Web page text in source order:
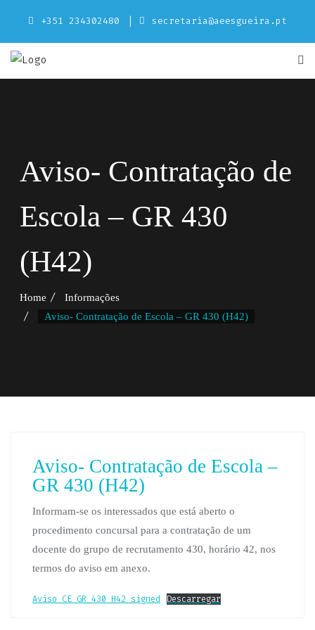
content
+351 234302480 secretaria@aeesgueira.pt
Aviso- Contratação de
Escola – GR 430
(H42)
Home
Informações
Aviso- Contratação de Escola – GR 430 (H42)
Aviso- Contratação de Escola –
GR 430 (H42)
Informam-se os interessados que está aberto o
procedimento concursal para a contratação de um
docente do grupo de recrutamento 430, horário 42, nos
termos do aviso em anexo.
Aviso_CE_GR_430_H42_signed Descarregar